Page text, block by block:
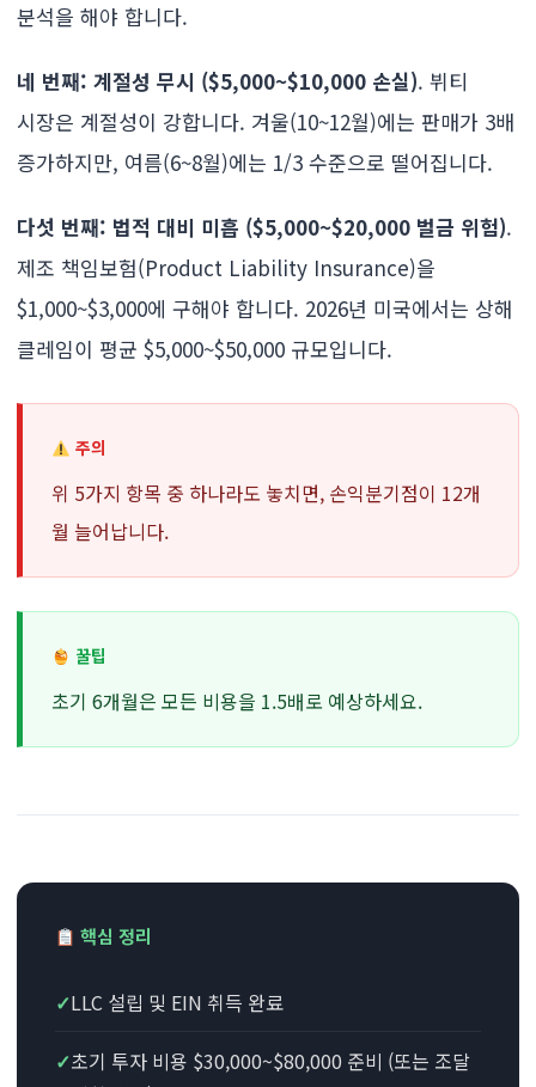
분석을 해야 합니다.
네 번째: 계절성 무시 ($5,000~$10,000 손실). 뷔티
시장은 계절성이 강합니다. 겨울(10~12월)에는 판매가 3배
증가하지만, 여름(6~8월)에는 1/3 수준으로 떨어집니다.
다섯 번째: 법적 대비 미흡 ($5,000~$20,000 벌금 위험).
제조 책임보험(Product Liability Insurance)을
$1,000~$3,000에 구해야 합니다. 2026년 미국에서는 상해
클레임이 평균 $5,000~$50,000 규모입니다.
주의
위 5가지 항목 중 하나라도 놓치면, 손익분기점이 12개
월 늘어납니다.
꿀팁
초기 6개월은 모든 비용을 1.5배로 예상하세요.
핵심 정리
✓LLC 설립 및 EIN 취득 완료
✓초기 투자 비용 $30,000~$80,000 준비 (또는 조달